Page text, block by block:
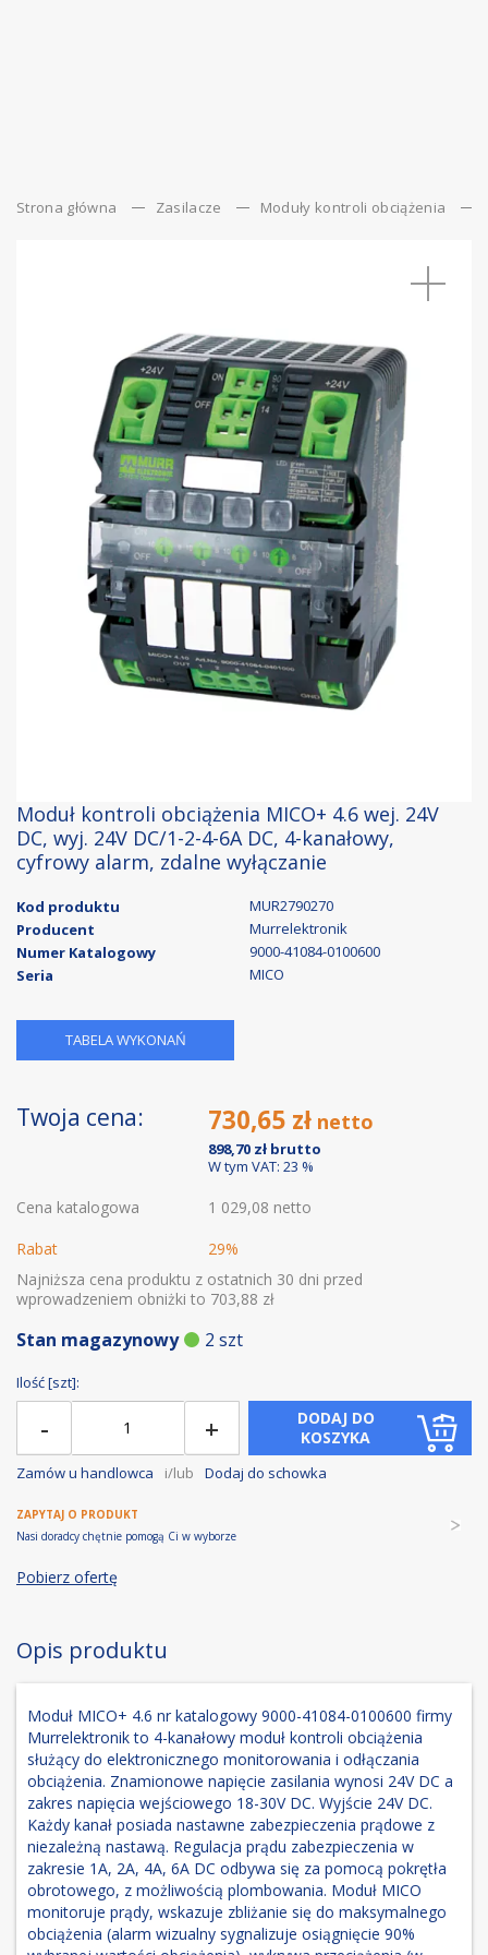
Strona główna Zasilacze Moduły kontroli obciążenia
Moduł kontroli obciążenia MICO+ 4.6 wej. 24V
DC, wyj. 24V DC/1-2-4-6A DC, 4-kanałowy,
cyfrowy alarm, zdalne wyłączanie
Kod produktu
MUR2790270
Producent
Murrelektronik
Numer Katalogowy
9000-41084-0100600
Seria
MICO
TABELA WYKONAŃ
Twoja cena: 730,65 zł
898,70 zł
W tym VAT: 23 %
Cena katalogowa
1 029,08 netto
Rabat
29%
Najniższa cena produktu z ostatnich 30 dni przed
wprowadzeniem obniżki to 703,88 zł
Stan magazynowy 2 szt
Ilość [szt]:
- +
DODAJ DO
KOSZYKA
Zamów u handlowca i/lub Dodaj do schowka
ZAPYTAJ O PRODUKT
Nasi doradcy chętnie pomogą Ci w wyborze
Pobierz ofertę
Opis produktu
Moduł MICO+ 4.6 nr katalogowy 9000-41084-0100600 firmy
Murrelektronik to 4-kanałowy moduł kontroli obciążenia
służący do elektronicznego monitorowania i odłączania
obciążenia. Znamionowe napięcie zasilania wynosi 24V DC a
zakres napięcia wejściowego 18-30V DC. Wyjście 24V DC.
Każdy kanał posiada nastawne zabezpieczenia prądowe z
niezależną nastawą. Regulacja prądu zabezpieczenia w
zakresie 1A, 2A, 4A, 6A DC odbywa się za pomocą pokrętła
obrotowego, z możliwością plombowania. Moduł MICO
monitoruje prądy, wskazuje zbliżanie się do maksymalnego
obciążenia (alarm wizualny sygnalizuje osiągnięcie 90%